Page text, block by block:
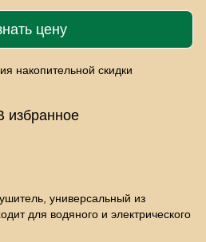
цену
накопительной скидки
избранное
универсальный из
для водяного и электрического